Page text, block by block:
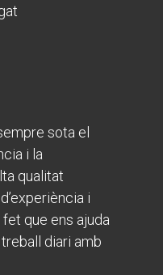
sota el
i la
qualitat
i
fet que ens ajuda
diari amb